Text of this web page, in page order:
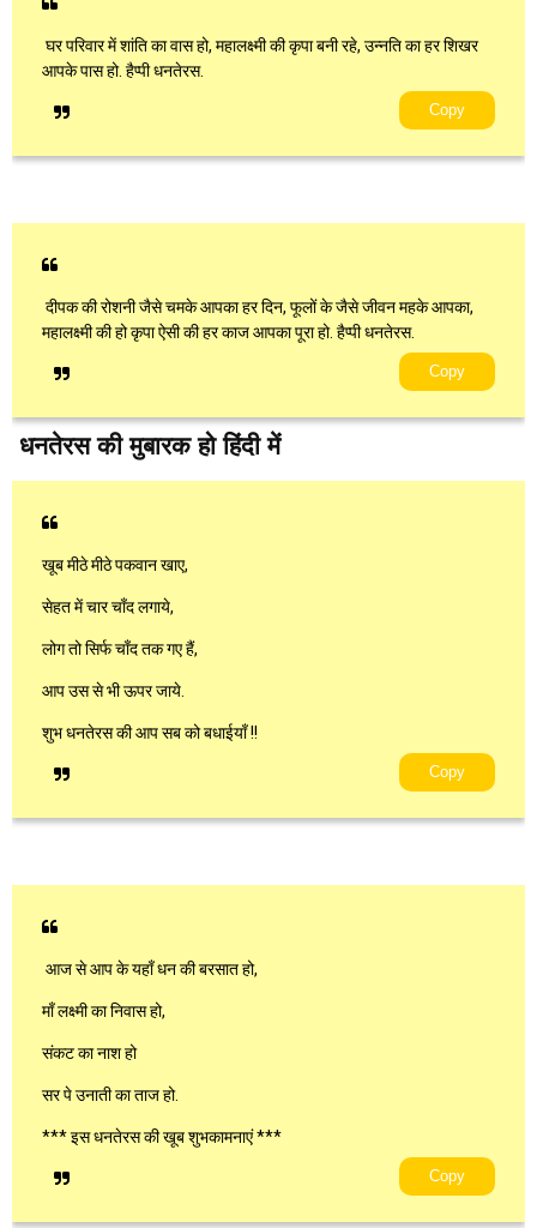
घर परिवार में शांति का वास हो, महालक्ष्मी की कृपा बनी रहे, उन्नति का हर शिखर
आपके पास हो. हैप्पी धनतेरस.
Copy
दीपक की रोशनी जैसे चमके आपका हर दिन, फूलों के जैसे जीवन महके आपका,
महालक्ष्मी की हो कृपा ऐसी की हर काज आपका पूरा हो. हैप्पी धनतेरस.
Copy
धनतेरस की मुबारक हो हिंदी में
खूब मीठे मीठे पकवान खाए,
सेहत में चार चाँद लगाये,
लोग तो सिर्फ चाँद तक गए हैं,
आप उस से भी ऊपर जाये.
शुभ धनतेरस की आप सब को बधाईयाँ !!
Copy
आज से आप के यहाँ धन की बरसात हो,
माँ लक्ष्मी का निवास हो,
संकट का नाश हो
सर पे उनाती का ताज हो.
*** इस धनतेरस की खूब शुभकामनाएं ***
Copy